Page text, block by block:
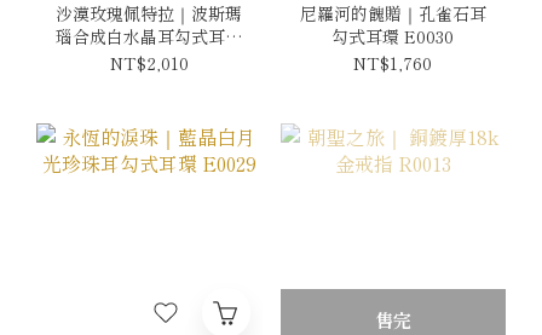
沙漠玫瑰佩特拉｜波斯瑪
瑙合成白水晶耳勾式耳環
E0031
NT$2,010
尼羅河的餽贈｜孔雀石耳
勾式耳環 E0030
NT$1,760
售完